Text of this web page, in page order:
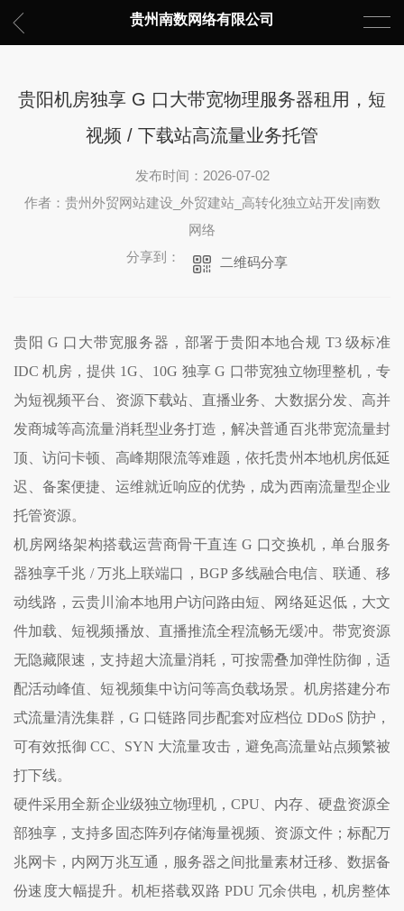
贵州南数网络有限公司
贵阳机房独享 G 口大带宽物理服务器租用，短
视频 / 下载站高流量业务托管
发布时间：2026-07-02
作者：贵州外贸网站建设_外贸建站_高转化独立站开发|南数
网络
分享到：
二维码分享
贵阳 G 口大带宽服务器，部署于贵阳本地合规 T3 级标准
IDC 机房，提供 1G、10G 独享 G 口带宽独立物理整机，专
为短视频平台、资源下载站、直播业务、大数据分发、高并
发商城等高流量消耗型业务打造，解决普通百兆带宽流量封
顶、访问卡顿、高峰期限流等难题，依托贵州本地机房低延
迟、备案便捷、运维就近响应的优势，成为西南流量型企业
托管资源。
机房网络架构搭载运营商骨干直连 G 口交换机，单台服务
器独享千兆 / 万兆上联端口，BGP 多线融合电信、联通、移
动线路，云贵川渝本地用户访问路由短、网络延迟低，大文
件加载、短视频播放、直播推流全程流畅无缓冲。带宽资源
无隐藏限速，支持超大流量消耗，可按需叠加弹性防御，适
配活动峰值、短视频集中访问等高负载场景。机房搭建分布
式流量清洗集群，G 口链路同步配套对应档位 DDoS 防护，
可有效抵御 CC、SYN 大流量攻击，避免高流量站点频繁被
打下线。
硬件采用全新企业级独立物理机，CPU、内存、硬盘资源全
部独享，支持多固态阵列存储海量视频、资源文件；标配万
兆网卡，内网万兆互通，服务器之间批量素材迁移、数据备
份速度大幅提升。机柜搭载双路 PDU 冗余供电，机房整体